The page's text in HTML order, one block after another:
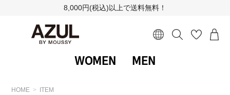
8,000円(税込)以上で送料無料！
WOMEN MEN
HOME ITEM